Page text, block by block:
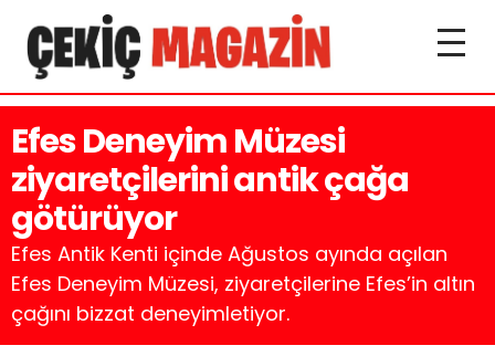
Efes Deneyim Müzesi
ziyaretçilerini antik çağa
götürüyor
Efes Antik Kenti içinde Ağustos ayında açılan
Efes Deneyim Müzesi, ziyaretçilerine Efes’in altın
çağını bizzat deneyimletiyor.